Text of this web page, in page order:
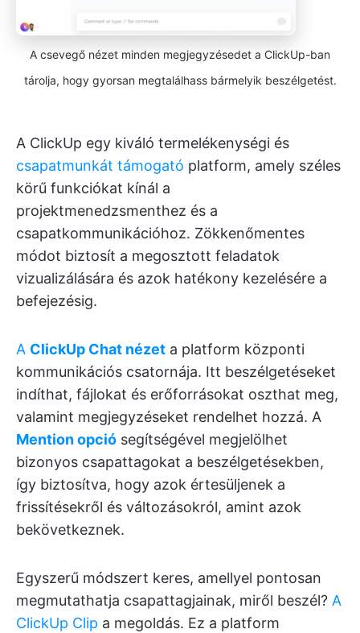
A csevegő nézet minden megjegyzésedet a ClickUp-ban
tárolja, hogy gyorsan megtalálhass bármelyik beszélgetést.
A ClickUp egy kiváló termelékenységi és
csapatmunkát támogató platform, amely széles
körű funkciókat kínál a
projektmenedzsmenthez és a
csapatkommunikációhoz. Zökkenőmentes
módot biztosít a megosztott feladatok
vizualizálására és azok hatékony kezelésére a
befejezésig.
A ClickUp Chat nézet a platform központi
kommunikációs csatornája. Itt beszélgetéseket
indíthat, fájlokat és erőforrásokat oszthat meg,
valamint megjegyzéseket rendelhet hozzá. A
Mention opció segítségével megjelölhet
bizonyos csapattagokat a beszélgetésekben,
így biztosítva, hogy azok értesüljenek a
frissítésekről és változásokról, amint azok
bekövetkeznek.
Egyszerű módszert keres, amellyel pontosan
megmutathatja csapattagjainak, miről beszél? A
ClickUp Clip a megoldás. Ez a platform